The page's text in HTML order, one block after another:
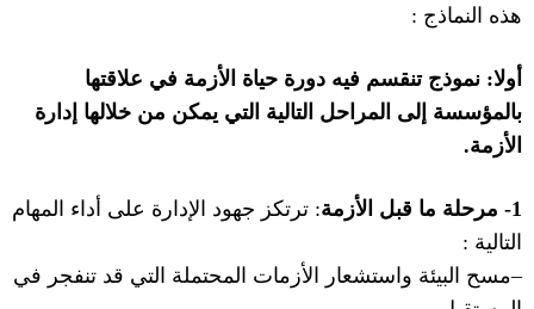
هذه النماذج :
أولا: نموذجتنقسم فيه دورة حياة الأزمة في علاقتها
بالمؤسسة إلى المراحل التالية التي يمكن من خلالها إدارة
الأزمة.
1- مرحلة ما قبل الأزمة: ترتكز جهود الإدارة على أداء المهام
التالية :
–مسح البيئة واستشعار الأزمات المحتملة التي قد تنفجر في